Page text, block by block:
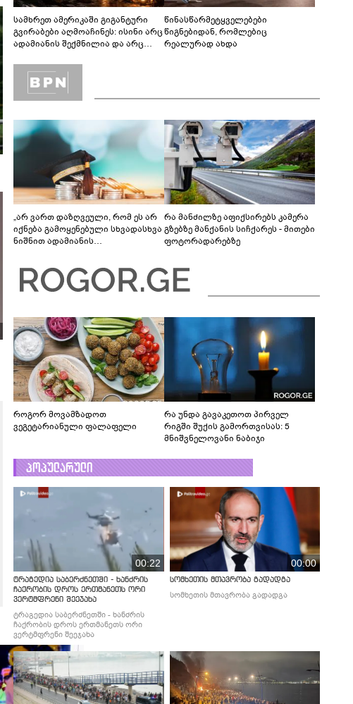
სამხრეთ ამერიკაში გიგანტური
გვირაბები აღმოაჩინეს: ისინი არც
ადამიანის შექმნილია და არც
ლაბირინთები?
წინასწარმეტყველებები
წიგნებიდან, რომლებიც
რეალურად ახდა
„არ ვართ დაზღვეული, რომ ეს არ
იქნება გამოყენებული სხვადასხვა
ნიშნით ადამიანის
უფსკრულისკენ მიდის“
რა მანძილზე აფიქსირებს კამერა
გზებზე მანქანის სიჩქარეს - მითები
ფოტორადარებზე
როგორ მოვამზადოთ
ვეგეტარიანული ფალაფელი
რა უნდა გავაკეთოთ პირველ
რიგში შუქის გამორთვისას: 5
მნიშვნელოვანი ნაბიჯი
პოპულარული
00:22
ტრაგედია საბერძნეთში - ხანძრის
ჩაქრობის დროს ერთმანეთს ორი
ვერტმფრენი შეეჯახა
ტრაგედია საბერძნეთში - ხანძრის
ჩაქრობის დროს ერთმანეთს ორი
ვერტმფრენი შეეჯახა
00:00
სომხეთის მთავრობა გადადგა
სომხეთის მთავრობა გადადგა